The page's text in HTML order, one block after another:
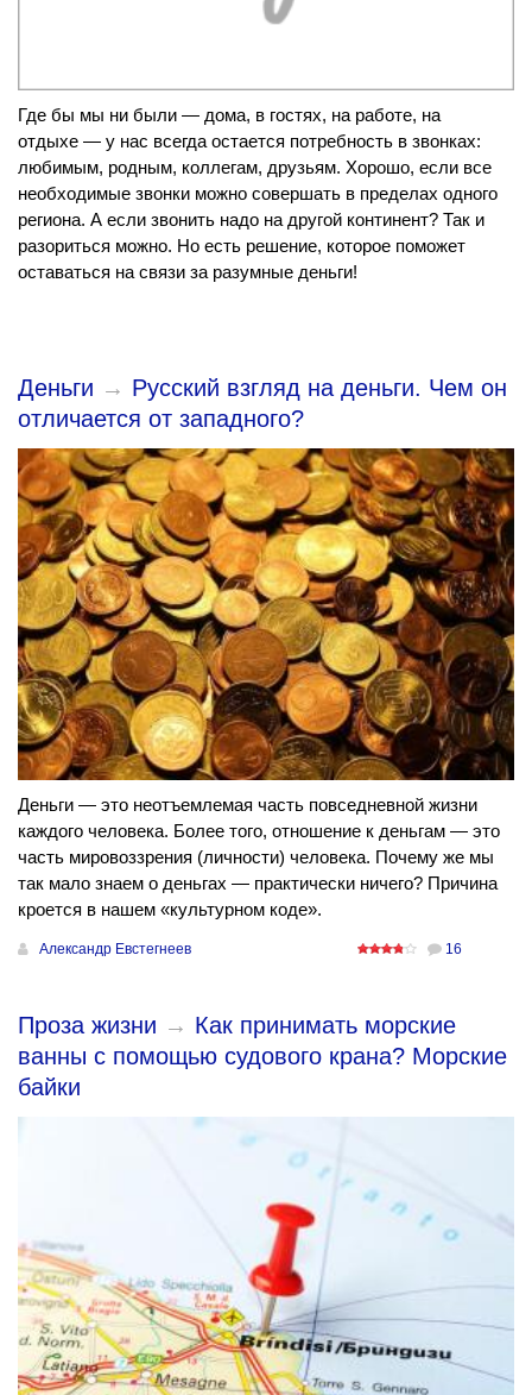
Где бы мы ни были — дома, в гостях, на работе, на
отдыхе — у нас всегда остается потребность в звонках:
любимым, родным, коллегам, друзьям. Хорошо, если все
необходимые звонки можно совершать в пределах одного
региона. А если звонить надо на другой континент? Так и
разориться можно. Но есть решение, которое поможет
оставаться на связи за разумные деньги!
Деньги → Русский взгляд на деньги. Чем он
отличается от западного?
Деньги — это неотъемлемая часть повседневной жизни
каждого человека. Более того, отношение к деньгам — это
часть мировоззрения (личности) человека. Почему же мы
так мало знаем о деньгах — практически ничего? Причина
кроется в нашем «культурном коде».
Александр Евстегнеев 16
Проза жизни → Как принимать морские
ванны с помощью судового крана? Морские
байки